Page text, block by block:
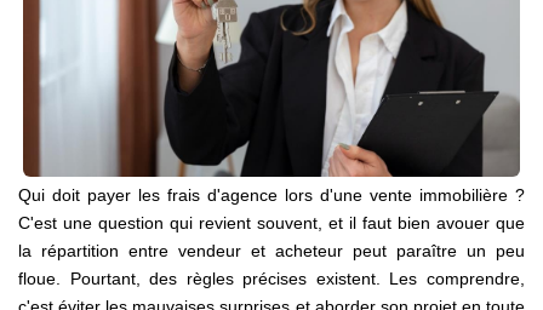
Qui doit payer les frais d'agence lors d'une vente immobilière ?
C'est une question qui revient souvent, et il faut bien avouer que
la répartition entre vendeur et acheteur peut paraître un peu
floue. Pourtant, des règles précises existent. Les comprendre,